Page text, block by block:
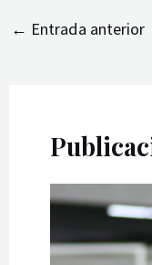
← Entrada anterior